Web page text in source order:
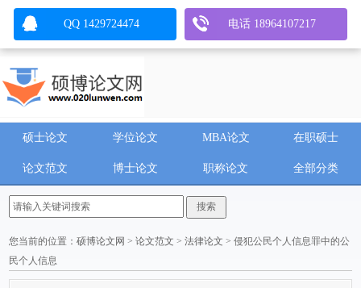
硕士论文 学位论文 MBA论文 在职硕士
论文范文 博士论文 职称论文 全部分类
您当前的位置：硕博论文网 >论文范文 >法律论文 > 侵犯公民个人信息罪中的公
民个人信息
QQ 1429724474 电话 18964107217